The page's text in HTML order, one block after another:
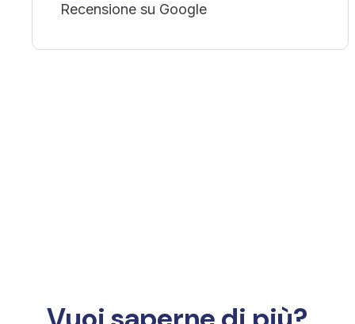
Recensione su Google